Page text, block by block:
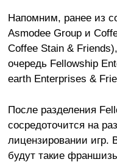
Напомним, ранее из
Asmodee Group и
Coffee Stain &
очередь Fellowship
earth Enterprises &
После разделения
сосредоточится на
лицензировании игр.
будут такие